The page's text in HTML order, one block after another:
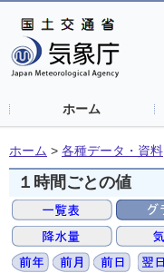
ホーム
ホーム > 各種データ・資料
１時間ごとの値